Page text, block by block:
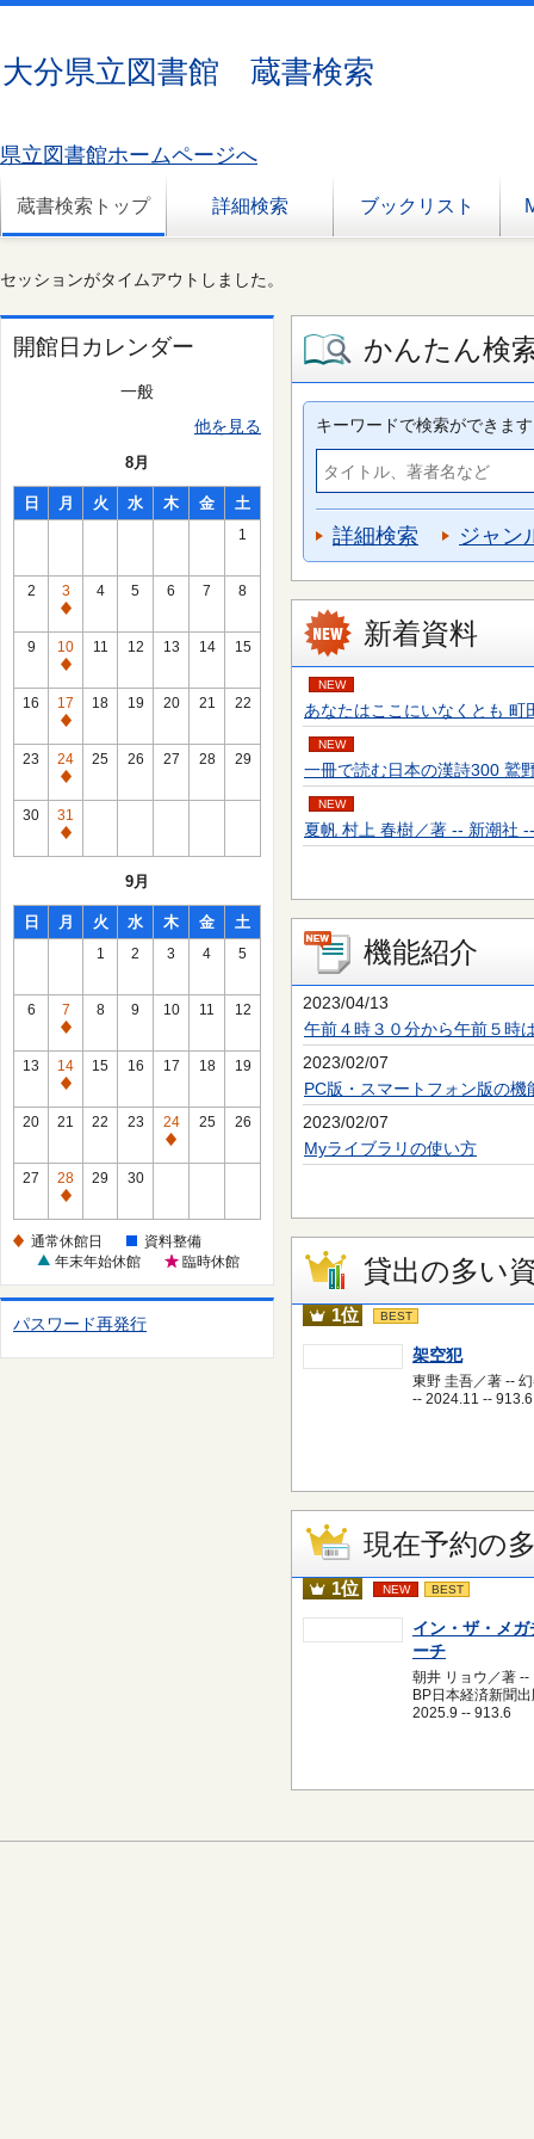
大分県立図書館 蔵書検索
県立図書館ホームページへ
蔵書検索トップ 詳細検索 ブックリスト
セッションがタイムアウトしました。
開館日カレンダー
一般
他を見る
8月
日 月 火 水 木 金 土
1
2
3
通
常
休
館
日
4 5 6 7 8
9
10
通
常
休
館
日
11 12 13 14 15
16
17
通
常
休
館
日
18 19 20 21 22
23
24
通
常
休
館
25 26 27 28 29
30
31
通
館
日
9月
日 月 火 水 木 金 土
1 2 3 4 5
6
7
通
常
休
館
8 9 10 11 12
13
14
通
常
館
日
15 16 17 18 19
20 21 22 23
24
通
館
日
25 26
27
28
通
休
日
29 30
通常休館日
資料整備
年末年始休館
臨時休館
パスワード再発行
かんたん検
キーワードで検索ができます
詳細検索 ジャン
新着資料
NEW
あなたはここにいなくとも
NEW
一冊で読む日本の漢詩300 鷲
NEW
夏帆 村上 春樹／著 -- 新潮社
機能紹介
2023/04/13
午前４時３０分から午前５時
2023/02/07
PC版・スマートフォン版の機
2023/02/07
Myライブラリの使い方
貸出の多い
1位 BEST
架空犯
東野 圭吾／著 --
-- 2024.11 -- 913.6
現在予約の
1位 NEW BEST
イン・ザ・メガ
ーチ
朝井 リョウ／著 --
BP日本経済新聞
2025.9 -- 913.6